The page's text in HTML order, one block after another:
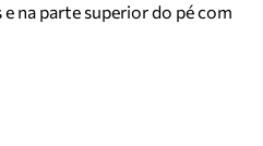
na parte superior do pé com